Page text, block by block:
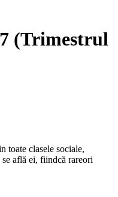
(Trimestrul
toate clasele sociale,
află ei, fiindcă rareori